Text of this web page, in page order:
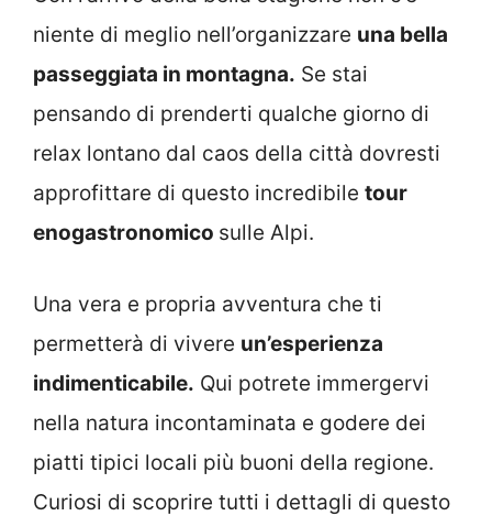
niente di meglio nell’organizzare una bella
passeggiata in montagna. Se stai
pensando di prenderti qualche giorno di
relax lontano dal caos della città dovresti
approfittare di questo incredibile tour
enogastronomico sulle Alpi.
Una vera e propria avventura che ti
permetterà di vivere un’esperienza
indimenticabile. Qui potrete immergervi
nella natura incontaminata e godere dei
piatti tipici locali più buoni della regione.
Curiosi di scoprire tutti i dettagli di questo